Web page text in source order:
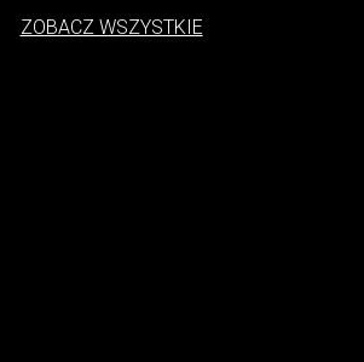
ZOBACZ WSZYSTKIE